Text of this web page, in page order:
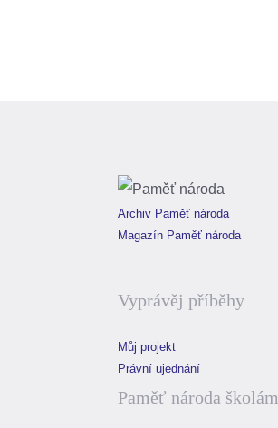
Archiv Paměť národa
Magazín Paměť národa
Vyprávěj příběhy
Můj projekt
Právní ujednání
Paměť národa školám